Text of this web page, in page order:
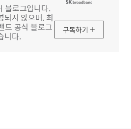
블로그입니다.
되지 않으며, 최
드 공식 블로그
니다.
구독하기